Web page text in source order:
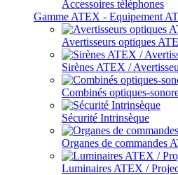
Accessoires téléphones
Gamme ATEX - Equipement
Avertisseurs optiques
Sirènes ATEX /
Combinés optiques-
Sécurité Intrinsèque
Organes de commandes
Luminaires ATEX /